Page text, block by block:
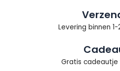
Levering binnen
Gratis